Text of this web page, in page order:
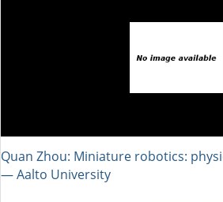
Quan Zhou: Miniature robotics:
― Aalto University